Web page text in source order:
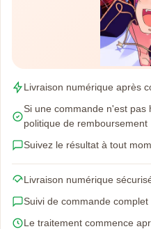
Livraison numérique après
Si une commande n'est
politique de remboursement
Suivez le résultat à tout
Livraison numérique
Suivi de commande complet
Le traitement commence